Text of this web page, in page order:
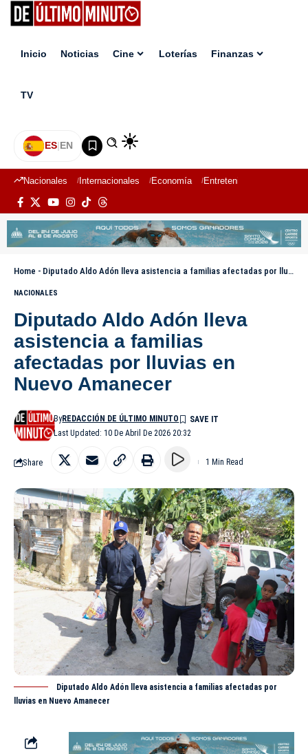
Inicio Noticias Cine Loterías Finanzas
TV
ES|EN
Nacionales Internacionales Economía Entretenimiento
Home - Diputado Aldo Adón lleva asistencia a familias afectadas por lluvias en Nuevo Amanecer
NACIONALES
Diputado Aldo Adón lleva
asistencia a familias
afectadas por lluvias en
Nuevo Amanecer
Last Updated: 10 De Abril De 2026 20:32
ByREDACCIÓN DE ÚLTIMO MINUTO
Share 1 Min Read
Diputado Aldo Adón lleva asistencia a familias afectadas por
lluvias en Nuevo Amanecer